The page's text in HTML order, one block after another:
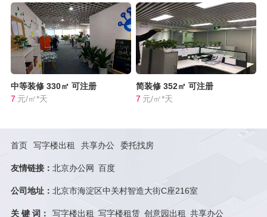
中等装修 330㎡ 可注册
7 元/㎡*天
简装修 352㎡ 可注册
7 元/㎡*天
首页 写字楼出租 共享办公 委托找房
友情链接： 北京办公网 百度
公司地址： 北京市海淀区中关村智造大街C座216室
关 键 词： 写字楼出租 写字楼租赁 创意园出租 共享办公